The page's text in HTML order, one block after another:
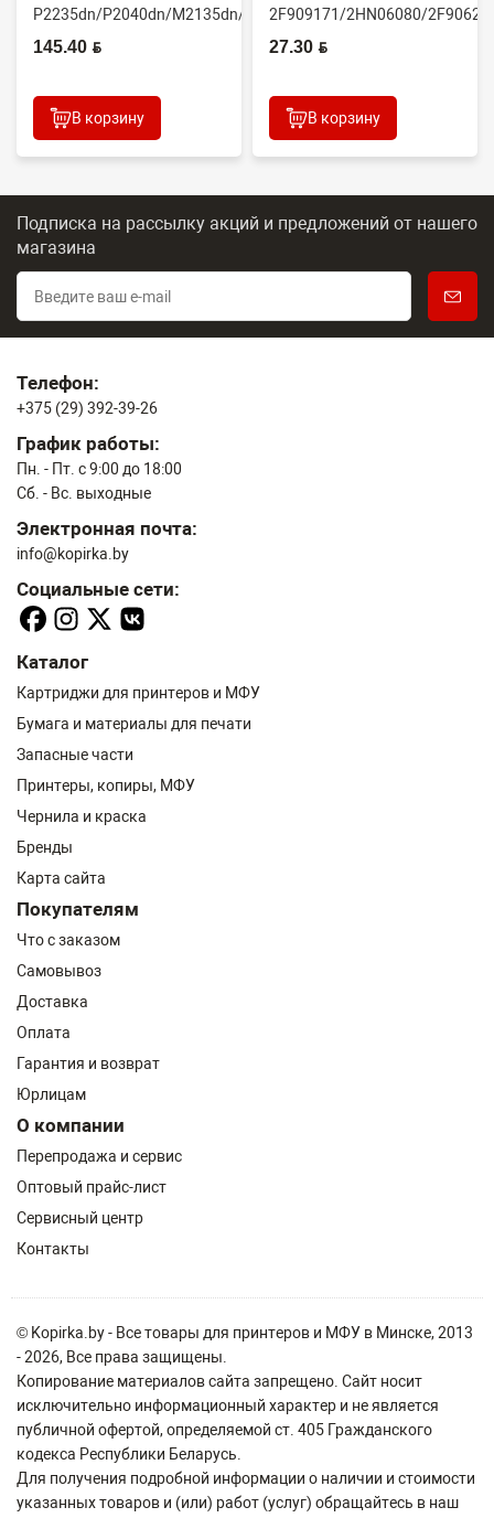
P2235dn/P2040dn/M2135dn/M2635dn/M2735dw/M2040dn
(O...
145.40 BYN
В корзину
2F909171/2HN06080/
(CET7806)
27.30 BYN
В корзину
Подписка на рассылку акций и предложений от нашего
магазина
Телефон:
+375 (29) 392-39-26
График работы:
Пн. - Пт. с 9:00 до 18:00
Сб. - Вс. выходные
Электронная почта:
info@kopirka.by
Социальные сети:
Каталог
Картриджи для принтеров и МФУ
Бумага и материалы для печати
Запасные части
Принтеры, копиры, МФУ
Чернила и краска
Бренды
Карта сайта
Покупателям
Что с заказом
Самовывоз
Доставка
Оплата
Гарантия и возврат
Юрлицам
О компании
Перепродажа и сервис
Оптовый прайс-лист
Сервисный центр
Контакты
© Kopirka.by - Все товары для принтеров и МФУ в Минске, 2013
- 2026, Все права защищены.
Копирование материалов сайта запрещено. Сайт носит
исключительно информационный характер и не является
публичной офертой, определяемой ст. 405 Гражданского
кодекса Республики Беларусь.
Для получения подробной информации о наличии и стоимости
указанных товаров и (или) работ (услуг) обращайтесь в наш